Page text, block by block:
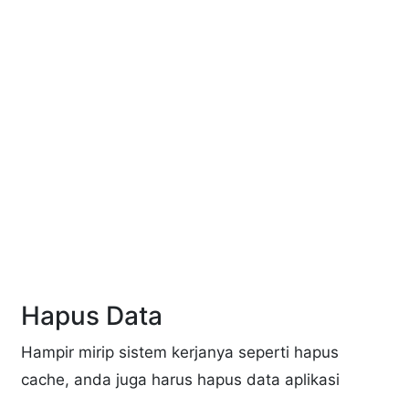
Hapus Data
Hampir mirip sistem kerjanya seperti hapus
cache, anda juga harus hapus data aplikasi